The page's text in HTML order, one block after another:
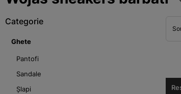
Categorie
Ghete
Pantofi
Sandale
Șlapi